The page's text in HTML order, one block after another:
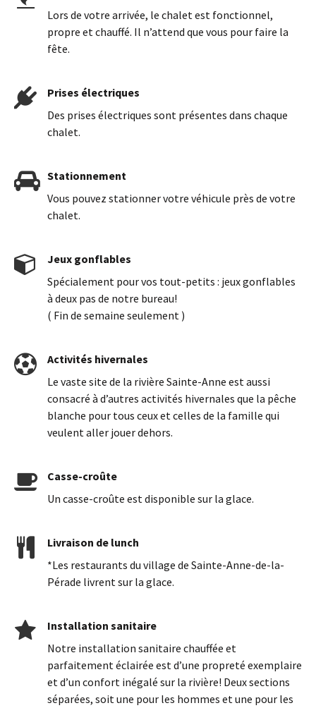
Lors de votre arrivée, le chalet est fonctionnel,
propre et chauffé. Il n’attend que vous pour faire la
fête.
Prises électriques
Des prises électriques sont présentes dans chaque
chalet.
Stationnement
Vous pouvez stationner votre véhicule près de votre
chalet.
Jeux gonflables
Spécialement pour vos tout-petits : jeux gonflables
à deux pas de notre bureau!
( Fin de semaine seulement )
Activités hivernales
Le vaste site de la rivière Sainte-Anne est aussi
consacré à d’autres activités hivernales que la pêche
blanche pour tous ceux et celles de la famille qui
veulent aller jouer dehors.
Casse-croûte
Un casse-croûte est disponible sur la glace.
Livraison de lunch
*Les restaurants du village de Sainte-Anne-de-la-
Pérade livrent sur la glace.
Installation sanitaire
Notre installation sanitaire chauffée et
parfaitement éclairée est d’une propreté exemplaire
et d’un confort inégalé sur la rivière! Deux sections
séparées, soit une pour les hommes et une pour les